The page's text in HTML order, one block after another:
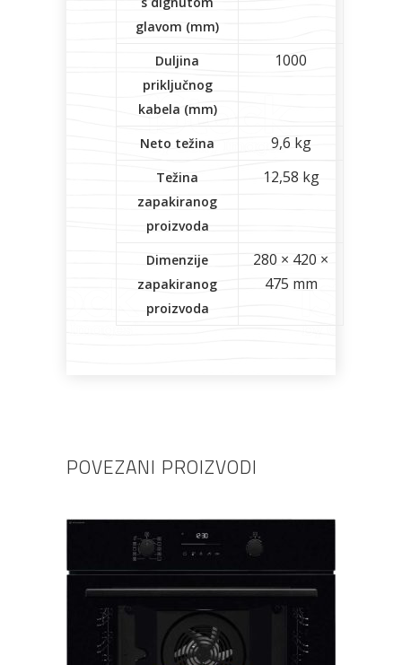
glavom (mm)
Duljina
priključnog
kabela (mm)
1000
Neto težina 9,6 kg
Težina
zapakiranog
proizvoda
12,58 kg
Dimenzije
zapakiranog
proizvoda
280 × 420 ×
475 mm
POVEZANI PROIZVODI